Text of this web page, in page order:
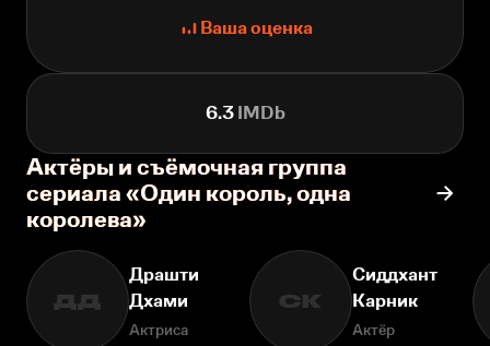
Ваша оценка
6.3IMDb
Актёры и съёмочная группа
сериала «Один король, одна
королева»
ДД
Драшти
Дхами
Актриса
СК
Сиддхант
Карник
Актёр